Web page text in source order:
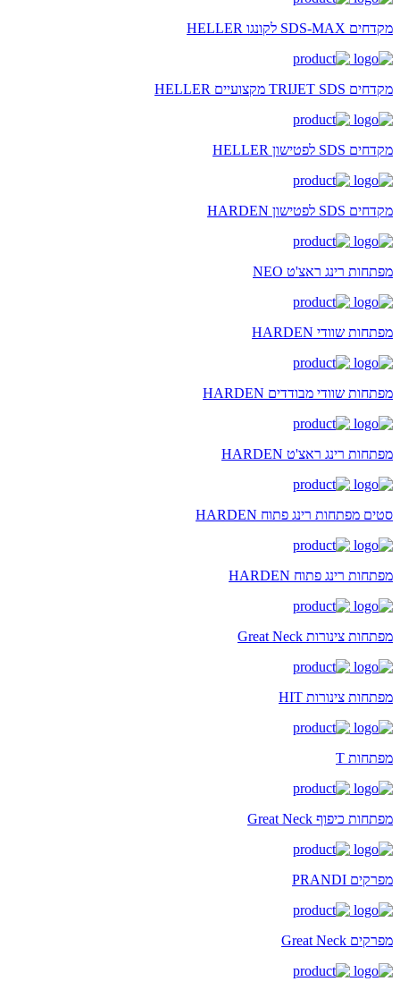
מקדחים SDS-MAX לקונגו HELLER
מקדחים TRIJET SDS מקצועיים HELLER
מקדחים SDS לפטישון HELLER
מקדחים SDS לפטישון HARDEN
מפתחות רינג ראצ'ט NEO
מפתחות שוודי HARDEN
מפתחות שוודי מבודדים HARDEN
מפתחות רינג ראצ'ט HARDEN
סטים מפתחות רינג פתוח HARDEN
מפתחות רינג פתוח HARDEN
מפתחות צינורות Great Neck
מפתחות צינורות HIT
מפתחות T
מפתחות כיפוף Great Neck
מפרקים PRANDI
מפרקים Great Neck